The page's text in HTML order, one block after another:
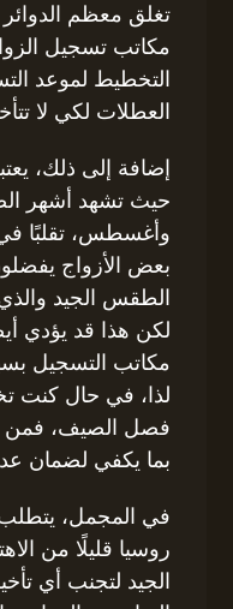
تغلق معظم
مكاتب تسجيل
التخطيط لموعد
العطلات لكي لا
إضافة إلى ذلك،
حيث تشهد أشهر
وأغسطس، تقلبًا
بعض الأزواج
الطقس الجيد والذي
لكن هذا قد يؤدي
مكاتب التسجيل
لذا، في حال كنت
فصل الصيف، فمن
بما يكفي لضمان
في المجمل،
روسيا قليلًا من
الجيد لتجنب أي